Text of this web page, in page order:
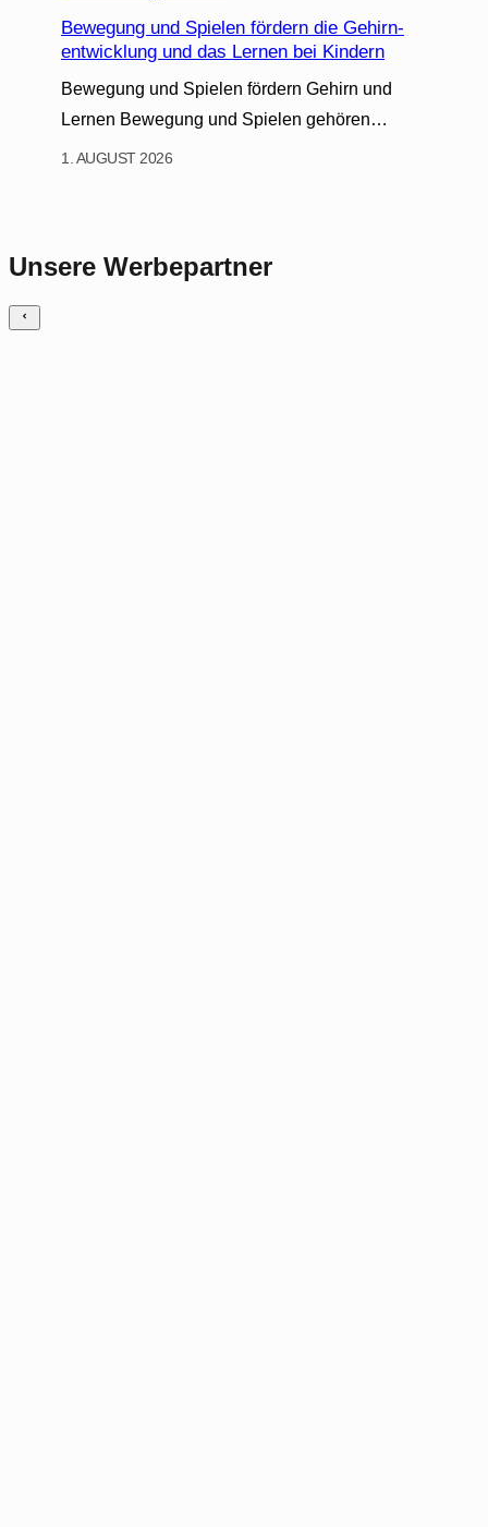
Bewegung und Spielen fördern die Gehirn-
entwicklung und das Lernen bei Kindern
Bewegung und Spielen fördern Gehirn und
Lernen Bewegung und Spielen gehören…
1. AUGUST 2026
Unsere Werbepartner